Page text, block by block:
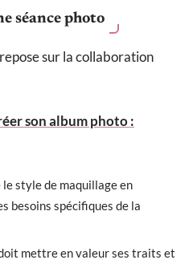
séance photo
sur la collaboration
son album photo :
le style de maquillage en
besoins spécifiques de la
mettre en valeur ses traits et